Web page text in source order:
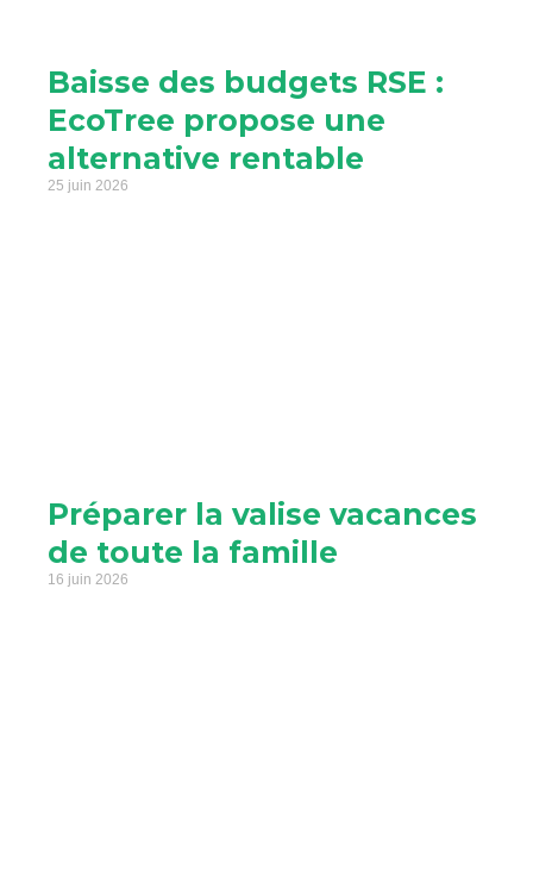
Baisse des budgets RSE :
EcoTree propose une
alternative rentable
25 juin 2026
Préparer la valise vacances
de toute la famille
16 juin 2026